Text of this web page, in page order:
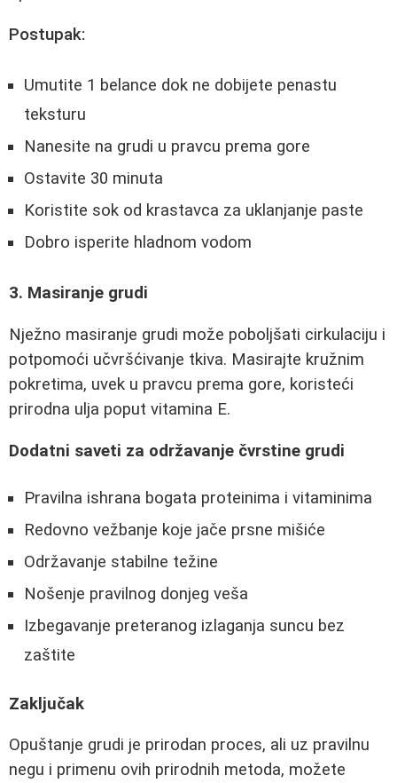
Postupak:
Umutite 1 belance dok ne dobijete penastu
teksturu
Nanesite na grudi u pravcu prema gore
Ostavite 30 minuta
Koristite sok od krastavca za uklanjanje paste
Dobro isperite hladnom vodom
3. Masiranje grudi
Nježno masiranje grudi može poboljšati cirkulaciju i
potpomoći učvršćivanje tkiva. Masirajte kružnim
pokretima, uvek u pravcu prema gore, koristeći
prirodna ulja poput vitamina E.
Dodatni saveti za održavanje čvrstine grudi
Pravilna ishrana bogata proteinima i vitaminima
Redovno vežbanje koje jače prsne mišiće
Održavanje stabilne težine
Nošenje pravilnog donjeg veša
Izbegavanje preteranog izlaganja suncu bez
zaštite
Zaključak
Opuštanje grudi je prirodan proces, ali uz pravilnu
negu i primenu ovih prirodnih metoda, možete